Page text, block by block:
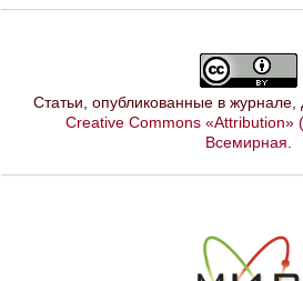
Статьи, опубликованные в журнале,
Creative Commons «Attribution»
Всемирная